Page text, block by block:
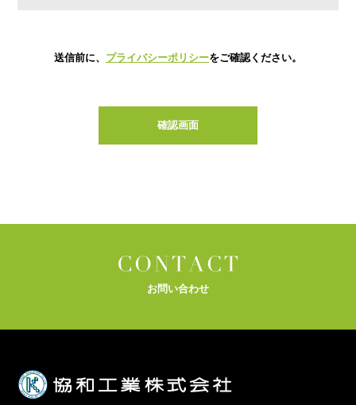
送信前に、 プライバシーポリシーをご確認ください。
お問い合わせ